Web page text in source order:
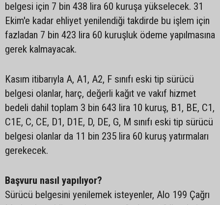
belgesi için 7 bin 438 lira 60 kuruşa yükselecek. 31
Ekim'e kadar ehliyet yenilendiği takdirde bu işlem için
fazladan 7 bin 423 lira 60 kuruşluk ödeme yapılmasına
gerek kalmayacak.
Kasım itibarıyla A, A1, A2, F sınıfı eski tip sürücü
belgesi olanlar, harç, değerli kağıt ve vakıf hizmet
bedeli dahil toplam 3 bin 643 lira 10 kuruş, B1, BE, C1,
C1E, C, CE, D1, D1E, D, DE, G, M sınıfı eski tip sürücü
belgesi olanlar da 11 bin 235 lira 60 kuruş yatırmaları
gerekecek.
Başvuru nasıl yapılıyor?
Sürücü belgesini yenilemek isteyenler, Alo 199 Çağrı